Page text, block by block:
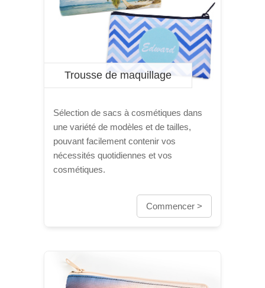
Trousse de maquillage
Sélection de sacs à cosmétiques dans
une variété de modèles et de tailles,
pouvant facilement contenir vos
nécessités quotidiennes et vos
cosmétiques.
Commencer >